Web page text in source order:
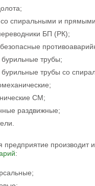
со спиральными и
БП (РК);
трубы;
трубы со
СМ;
раздвижные;
производит
: